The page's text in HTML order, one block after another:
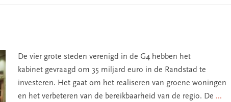
De vier grote steden verenigd in de G4 hebben het
kabinet gevraagd om 35 miljard euro in de Randstad te
investeren. Het gaat om het realiseren van groene woningen
en het verbeteren van de bereikbaarheid van de regio. De ...